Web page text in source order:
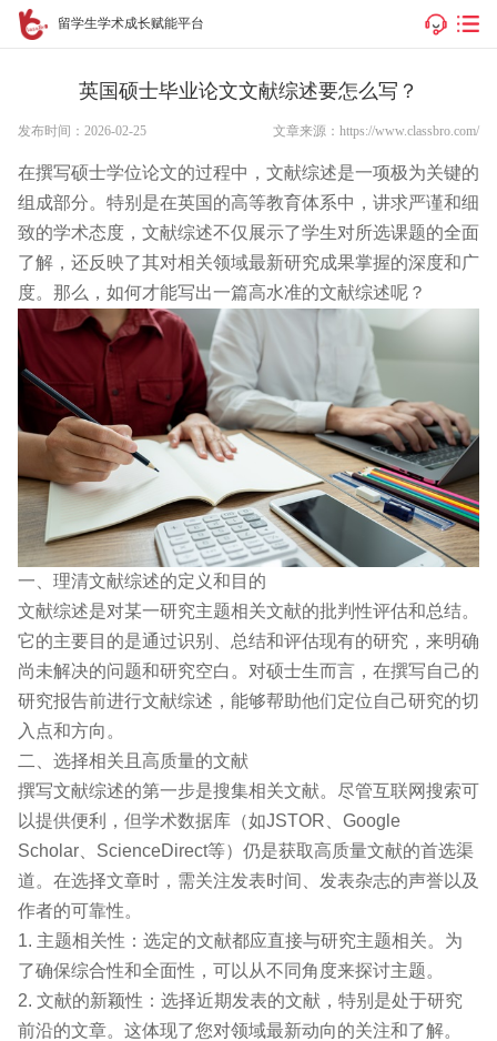
留学生学术成长赋能平台
英国硕士毕业论文文献综述要怎么写？
发布时间：2026-02-25 文章来源：https://www.classbro.com/
在撰写硕士学位论文的过程中，文献综述是一项极为关键的
组成部分。特别是在英国的高等教育体系中，讲求严谨和细
致的学术态度，文献综述不仅展示了学生对所选课题的全面
了解，还反映了其对相关领域最新研究成果掌握的深度和广
度。那么，如何才能写出一篇高水准的文献综述呢？
一、理清文献综述的定义和目的
文献综述是对某一研究主题相关文献的批判性评估和总结。
它的主要目的是通过识别、总结和评估现有的研究，来明确
尚未解决的问题和研究空白。对硕士生而言，在撰写自己的
研究报告前进行文献综述，能够帮助他们定位自己研究的切
入点和方向。
二、选择相关且高质量的文献
撰写文献综述的第一步是搜集相关文献。尽管互联网搜索可
以提供便利，但学术数据库（如JSTOR、Google
Scholar、ScienceDirect等）仍是获取高质量文献的首选渠
道。在选择文章时，需关注发表时间、发表杂志的声誉以及
作者的可靠性。
1. 主题相关性：选定的文献都应直接与研究主题相关。为
了确保综合性和全面性，可以从不同角度来探讨主题。
2. 文献的新颖性：选择近期发表的文献，特别是处于研究
前沿的文章。这体现了您对领域最新动向的关注和了解。